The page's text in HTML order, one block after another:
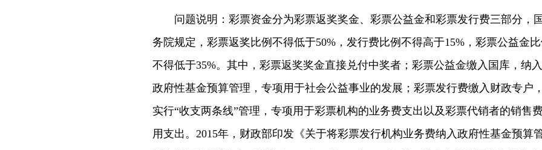
问题说明：彩票资金分为彩票返奖奖金、彩票公益金和彩票发行费三部分，国
务院规定，彩票返奖比例不得低于50%，发行费比例不得高于15%，彩票公益金比
不得低于35%。其中，彩票返奖奖金直接兑付中奖者；彩票公益金缴入国库，纳入
政府性基金预算管理，专项用于社会公益事业的发展；彩票发行费缴入财政专户，
实行“收支两条线”管理，专项用于彩票机构的业务费支出以及彩票代销者的销售
用支出。2015年，财政部印发《关于将彩票发行机构业务费纳入政府性基金预算